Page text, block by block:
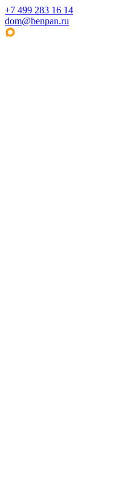
+7 499 283 16 14
dom@benpan.ru